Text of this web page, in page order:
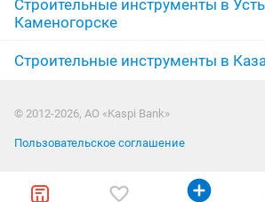
доставка строительного мусора
Строительные инструменты в
Каменогорске
Строительные инструменты в
© 2012-2026, АО «Kaspi Bank»
Пользовательское соглашение